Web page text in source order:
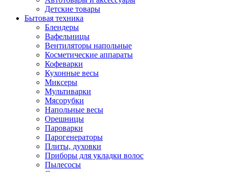
Детские товары
Бытовая техника
Блендеры
Вафельницы
Вентиляторы напольные
Косметические аппараты
Кофеварки
Кухонные весы
Миксеры
Мультиварки
Мясорубки
Напольные весы
Орешницы
Пароварки
Парогенераторы
Плиты, духовки
Приборы для укладки волос
Пылесосы